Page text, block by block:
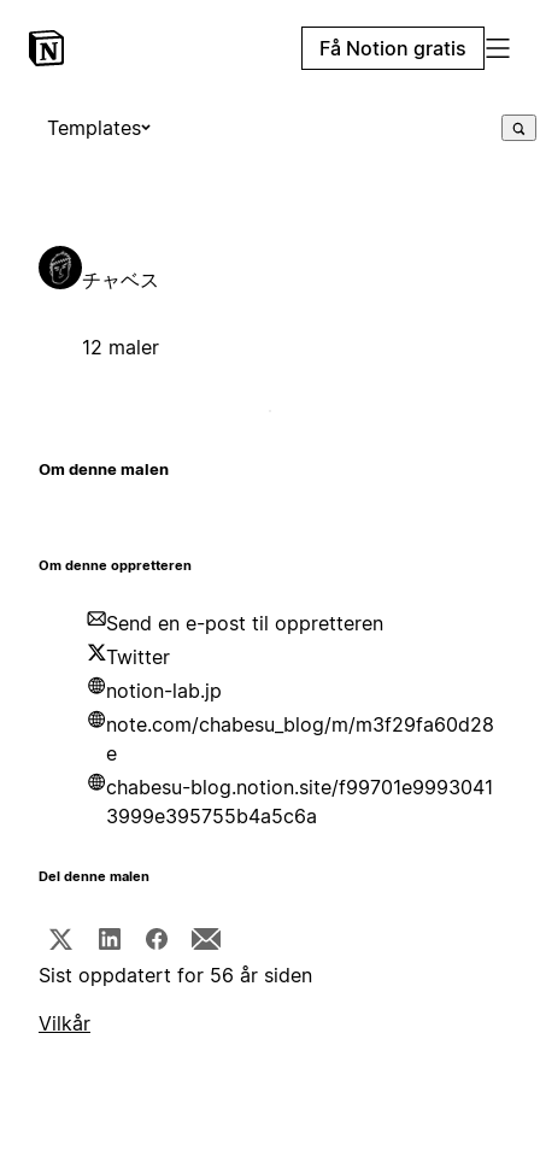
Få Notion gratis
Templates
チャベス
12 maler
Om denne malen
Om denne oppretteren
Send en e-post til oppretteren
Twitter
notion-lab.jp
note.com/chabesu_blog/m/m3f29fa60d28
e
chabesu-blog.notion.site/f99701e9993041
3999e395755b4a5c6a
Del denne malen
Sist oppdatert for 56 år siden
Vilkår